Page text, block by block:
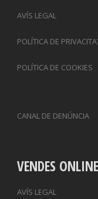
AVÍS LEGAL
POLÍTICA DE
POLÍTICA DE COOKIES
CANAL DE DENÚNCIA
VENDES ONLINE
AVÍS LEGAL